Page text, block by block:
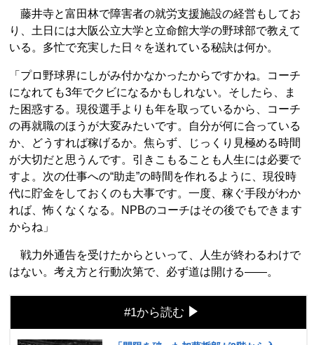
藤井寺と富田林で障害者の就労支援施設の経営もしてお
り、土日には大阪公立大学と立命館大学の野球部で教えて
いる。多忙で充実した日々を送れている秘訣は何か。
「プロ野球界にしがみ付かなかったからですかね。コーチ
になれても3年でクビになるかもしれない。そしたら、ま
た困惑する。現役選手よりも年を取っているから、コーチ
の再就職のほうが大変みたいです。自分が何に合っている
か、どうすれば稼げるか。焦らず、じっくり見極める時間
が大切だと思うんです。引きこもることも人生には必要で
すよ。次の仕事への“助走”の時間を作れるように、現役時
代に貯金をしておくのも大事です。一度、稼ぐ手段がわか
れば、怖くなくなる。NPBのコーチはその後でもできます
からね」
戦力外通告を受けたからといって、人生が終わるわけで
はない。考え方と行動次第で、必ず道は開ける――。
#1から読む